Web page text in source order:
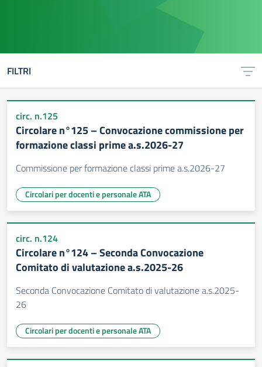
FILTRI
circ. n.125
Circolare n°125 – Convocazione commissione per
formazione classi prime a.s.2026-27
Commissione per formazione classi prime a.s.2026-27
Circolari per docenti e personale ATA
circ. n.124
Circolare n°124 – Seconda Convocazione
Comitato di valutazione a.s.2025-26
Seconda Convocazione Comitato di valutazione a.s.2025-
26
Circolari per docenti e personale ATA